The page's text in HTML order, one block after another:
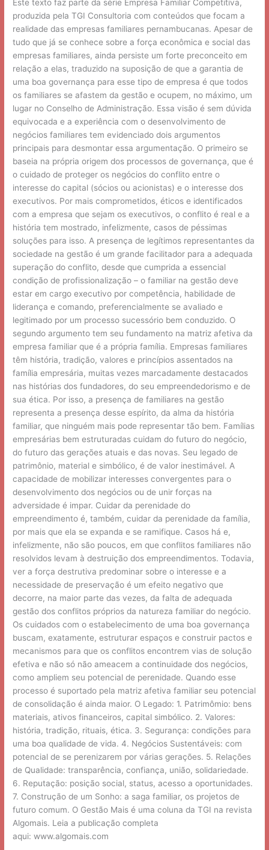
Este texto faz parte da série Empresa Familiar Competitiva,
produzida pela TGI Consultoria com conteúdos que focam a
realidade das empresas familiares pernambucanas. Apesar de
tudo que já se conhece sobre a força econômica e social das
empresas familiares, ainda persiste um forte preconceito em
relação a elas, traduzido na suposição de que a garantia de
uma boa governança para esse tipo de empresa é que todos
os familiares se afastem da gestão e ocupem, no máximo, um
lugar no Conselho de Administração. Essa visão é sem dúvida
equivocada e a experiência com o desenvolvimento de
negócios familiares tem evidenciado dois argumentos
principais para desmontar essa argumentação. O primeiro se
baseia na própria origem dos processos de governança, que é
o cuidado de proteger os negócios do conflito entre o
interesse do capital (sócios ou acionistas) e o interesse dos
executivos. Por mais comprometidos, éticos e identificados
com a empresa que sejam os executivos, o conflito é real e a
história tem mostrado, infelizmente, casos de péssimas
soluções para isso. A presença de legítimos representantes da
sociedade na gestão é um grande facilitador para a adequada
superação do conflito, desde que cumprida a essencial
condição de profissionalização – o familiar na gestão deve
estar em cargo executivo por competência, habilidade de
liderança e comando, preferencialmente se avaliado e
legitimado por um processo sucessório bem conduzido. O
segundo argumento tem seu fundamento na matriz afetiva da
empresa familiar que é a própria família. Empresas familiares
têm história, tradição, valores e princípios assentados na
família empresária, muitas vezes marcadamente destacados
nas histórias dos fundadores, do seu empreendedorismo e de
sua ética. Por isso, a presença de familiares na gestão
representa a presença desse espírito, da alma da história
familiar, que ninguém mais pode representar tão bem. Famílias
empresárias bem estruturadas cuidam do futuro do negócio,
do futuro das gerações atuais e das novas. Seu legado de
patrimônio, material e simbólico, é de valor inestimável. A
capacidade de mobilizar interesses convergentes para o
desenvolvimento dos negócios ou de unir forças na
adversidade é impar. Cuidar da perenidade do
empreendimento é, também, cuidar da perenidade da família,
por mais que ela se expanda e se ramifique. Casos há e,
infelizmente, não são poucos, em que conflitos familiares não
resolvidos levam à destruição dos empreendimentos. Todavia,
ver a força destrutiva predominar sobre o interesse e a
necessidade de preservação é um efeito negativo que
decorre, na maior parte das vezes, da falta de adequada
gestão dos conflitos próprios da natureza familiar do negócio.
Os cuidados com o estabelecimento de uma boa governança
buscam, exatamente, estruturar espaços e construir pactos e
mecanismos para que os conflitos encontrem vias de solução
efetiva e não só não ameacem a continuidade dos negócios,
como ampliem seu potencial de perenidade. Quando esse
processo é suportado pela matriz afetiva familiar seu potencial
de consolidação é ainda maior. O Legado: 1. Patrimômio: bens
materiais, ativos financeiros, capital simbólico. 2. Valores:
história, tradição, rituais, ética. 3. Segurança: condições para
uma boa qualidade de vida. 4. Negócios Sustentáveis: com
potencial de se perenizarem por várias gerações. 5. Relações
de Qualidade: transparência, confiança, união, solidariedade.
6. Reputação: posição social, status, acesso a oportunidades.
7. Construção de um Sonho: a saga familiar, os projetos de
futuro comum. O Gestão Mais é uma coluna da TGI na revista
Algomais. Leia a publicação completa
aqui: www.algomais.com
empresária